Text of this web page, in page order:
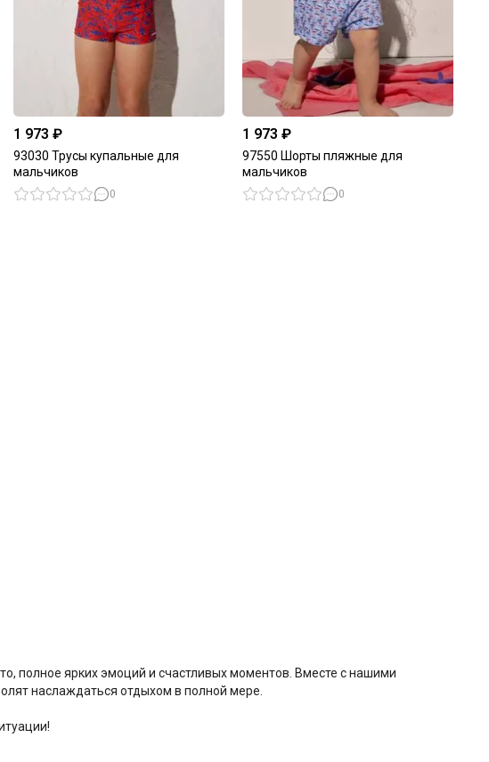
1 973 ₽
93030 Трусы купальные для
мальчиков
0
1 973 ₽
97550 Шорты пляжные для
мальчиков
0
полное ярких эмоций и счастливых моментов. Вместе с нашими
наслаждаться отдыхом в полной мере.